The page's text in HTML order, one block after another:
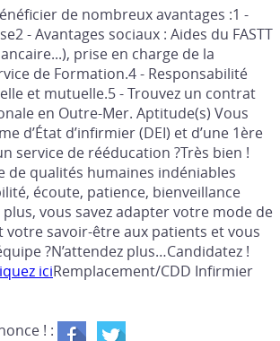
de nombreux avantages :1 -
- Avantages sociaux : Aides du FASTT
prise en charge de la
de Formation.4 - Responsabilité
et mutuelle.5 - Trouvez un contrat
en Outre-Mer. Aptitude(s) Vous
d’État d’infirmier (DEI) et d’une 1ère
service de rééducation ?Très bien !
de qualités humaines indéniables
écoute, patience, bienveillance
vous savez adapter votre mode de
savoir-être aux patients et vous
?N’attendez plus…Candidatez !
iciRemplacement/CDD Infirmier
! :